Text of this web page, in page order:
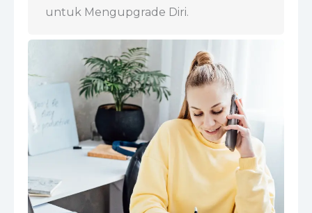
untuk Mengupgrade Diri.